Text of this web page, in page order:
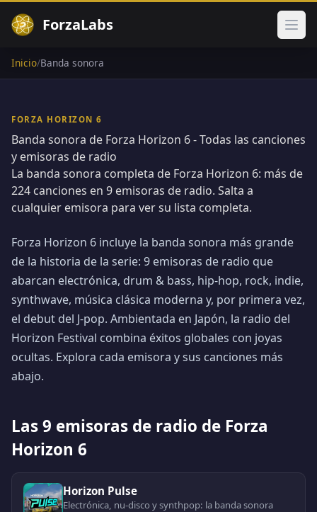
ForzaLabs
Inicio/Banda sonora
FORZA HORIZON 6
Banda sonora de Forza Horizon 6 - Todas las canciones
y emisoras de radio
La banda sonora completa de Forza Horizon 6: más de
224 canciones en 9 emisoras de radio. Salta a
cualquier emisora para ver su lista completa.
Forza Horizon 6 incluye la banda sonora más grande
de la historia de la serie: 9 emisoras de radio que
abarcan electrónica, drum & bass, hip-hop, rock, indie,
synthwave, música clásica moderna y, por primera vez,
el debut del J-pop. Ambientada en Japón, la radio del
Horizon Festival combina éxitos globales con joyas
ocultas. Explora cada emisora y sus canciones más
abajo.
Las 9 emisoras de radio de Forza
Horizon 6
Horizon Pulse
Electrónica, nu-disco y synthpop: la banda sonora